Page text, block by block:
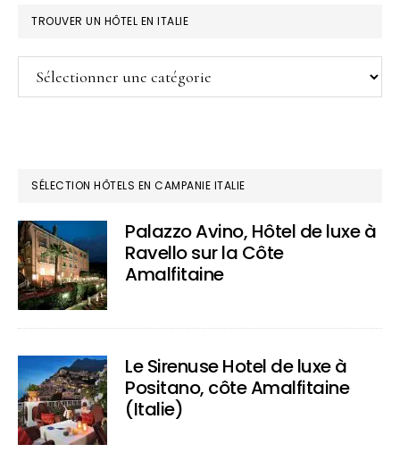
du
BARRE
LATÉRALE
PRINCIPALE
TROUVER UN HÔTEL EN ITALIE
Trouver
un
SÉLECTION HÔTELS EN CAMPANIE ITALIE
Palazzo Avino, Hôtel de luxe à
Ravello sur la Côte
Amalfitaine
Le Sirenuse Hotel de luxe à
Positano, côte Amalfitaine
(Italie)